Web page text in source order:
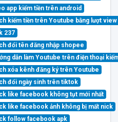
app kiếm tiền trên android
kiếm tiền trên Youtube bằng lượt view
237
đổi tên đăng nhập shopee
dẫn làm Youtube trên điện thoại
xóa kênh đăng ký trên Youtube
đổi ngày sinh trên tiktok
like facebook không tụt mới nhất
like facebook ảnh không bị mất nick
follow facebook apk